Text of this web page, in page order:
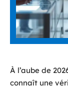
À l’aube de
connaît une